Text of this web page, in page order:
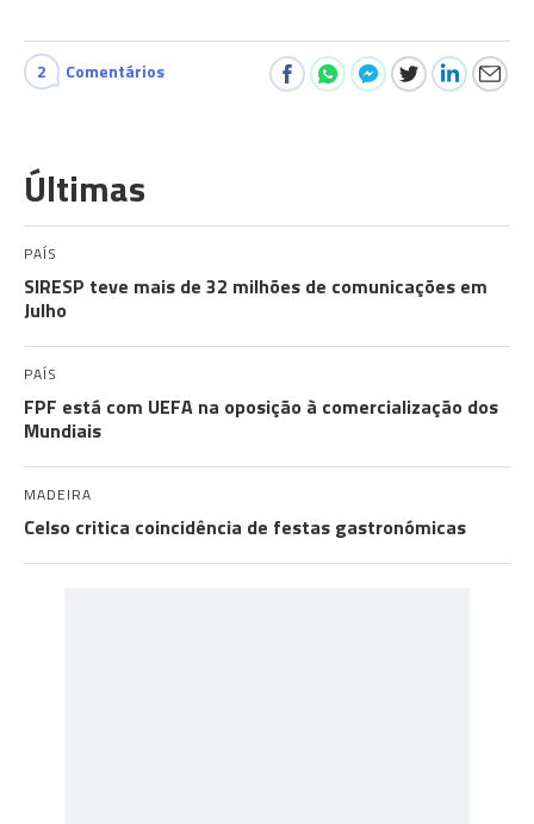
2 Comentários
Últimas
PAÍS
SIRESP teve mais de 32 milhões de comunicações em
Julho
PAÍS
FPF está com UEFA na oposição à comercialização dos
Mundiais
MADEIRA
Celso critica coincidência de festas gastronómicas